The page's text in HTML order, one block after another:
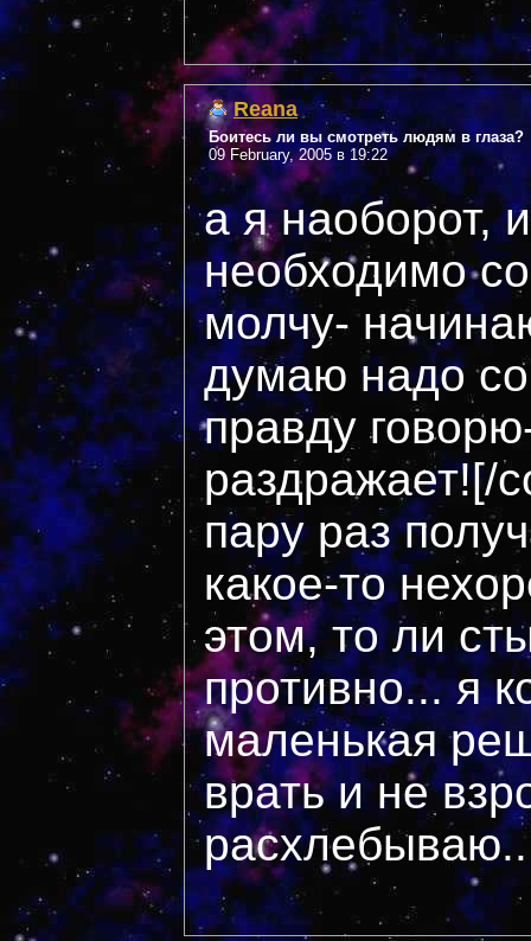
Reana
Боитесь ли вы смотреть людям в глаза?
09 February, 2005 в 19:22
а я наоборот,
необходимо
молчу-
думаю надо
правду
раздражает![/
пару раз
какое-то
этом, то ли
противно... я
маленькая
врать и не